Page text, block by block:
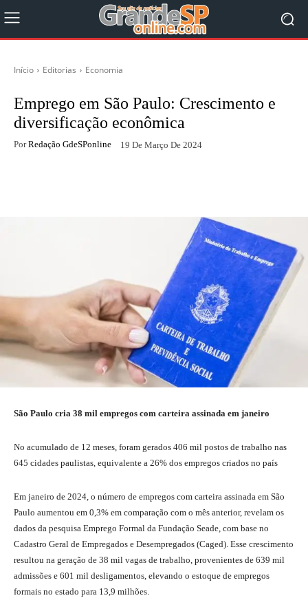
Início Editorias Economia
Emprego em São Paulo: Crescimento e
diversificação econômica
Por Redação GdeSPonline 19 De Março De 2024
São Paulo cria 38 mil empregos com carteira assinada em janeiro
No acumulado de 12 meses, foram gerados 406 mil postos de trabalho nas
645 cidades paulistas, equivalente a 26% dos empregos criados no país
Em janeiro de 2024, o número de empregos com carteira assinada em São
Paulo aumentou em 0,3% em comparação com o mês anterior, revelam os
dados da pesquisa Emprego Formal da Fundação Seade, com base no
Cadastro Geral de Empregados e Desempregados (Caged). Esse crescimento
resultou na geração de 38 mil vagas de trabalho, provenientes de 639 mil
admissões e 601 mil desligamentos, elevando o estoque de empregos
formais no estado para 13,9 milhões.